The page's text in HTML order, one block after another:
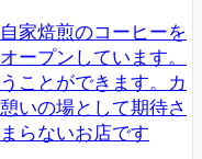
家焙煎のコーヒーを
ープンしています。
ことができます。カ
いの場として期待さ
らないお店です